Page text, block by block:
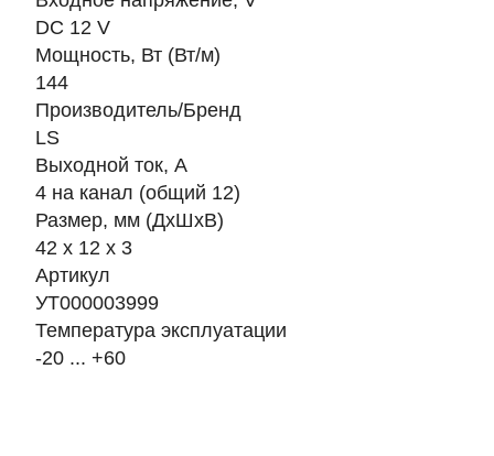
DC 12 V
Мощность, Вт (Вт/м)
144
Производитель/Бренд
LS
Выходной ток, А
4 на канал (общий 12)
Размер, мм (ДхШхВ)
42 х 12 х 3
Артикул
УТ000003999
Температура эксплуатации
-20 ... +60